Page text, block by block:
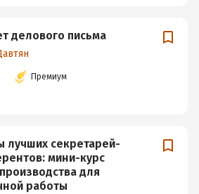
делового письма
Премиум
лучших секретарей-
мини-курс
для
работы